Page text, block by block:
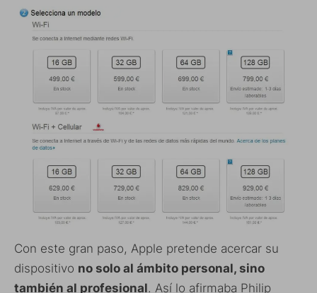
Con este gran paso, Apple pretende acercar su
dispositivo no solo al ámbito personal, sino
también al profesional. Así lo afirmaba Philip